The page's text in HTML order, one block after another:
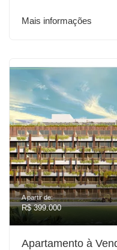
Mais informações
A partir de:
R$ 399.000
Apartamento à